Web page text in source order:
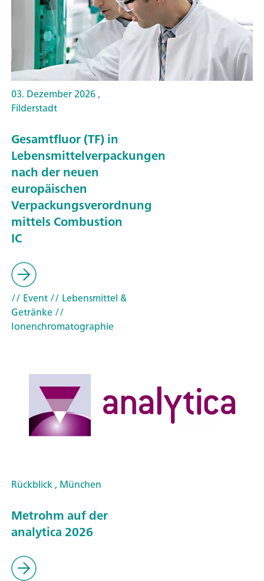
03. Dezember 2026 ,
Filderstadt
Gesamtfluor (TF) in
Lebensmittelverpackungen
nach der neuen
europäischen
Verpackungsverordnung
mittels Combustion
IC
// Event// Lebensmittel &
Getränke//
Ionenchromatographie
Rückblick , München
Metrohm auf der
analytica 2026